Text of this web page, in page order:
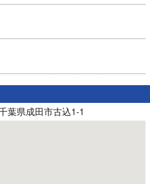
葉県成田市古込1-1